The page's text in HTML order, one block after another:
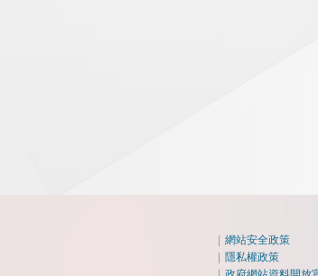
|網站安全政策
|隱私權政策